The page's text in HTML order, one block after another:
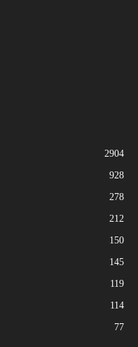
2904
928
278
212
150
145
119
114
77